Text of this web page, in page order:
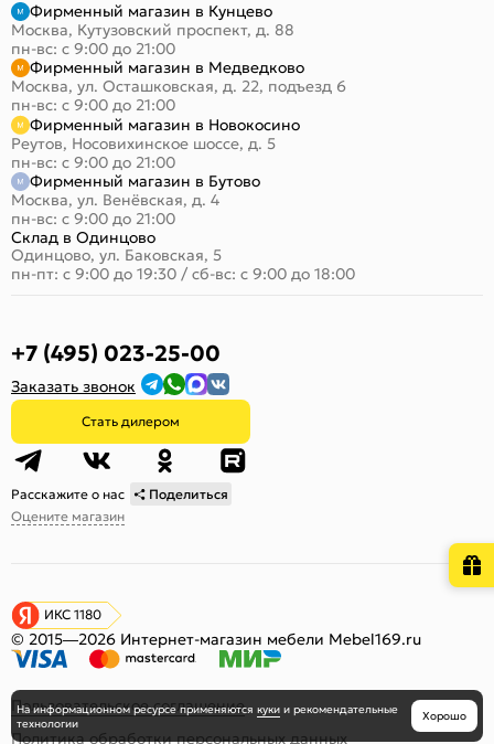
Фирменный магазин в Кунцево
Москва, Кутузовский проспект, д. 88
пн-вс: с 9:00 до 21:00
Фирменный магазин в Медведково
Москва, ул. Осташковская, д. 22, подъезд 6
пн-вс: с 9:00 до 21:00
Фирменный магазин в Новокосино
Реутов, Носовихинское шоссе, д. 5
пн-вс: с 9:00 до 21:00
Фирменный магазин в Бутово
Москва, ул. Венёвская, д. 4
пн-вс: с 9:00 до 21:00
Склад в Одинцово
Одинцово, ул. Баковская, 5
пн-пт: с 9:00 до 19:30 / сб-вс: с 9:00 до 18:00
+7 (495) 023-25-00
Заказать звонок
Стать дилером
Расскажите о нас
Поделиться
Оцените магазин
ИКС 1180
© 2015—2026 Интернет-магазин мебели Mebel169.ru
Пользовательское соглашение
Политика обработки персональных данных
На информационном ресурсеприменяются куки и рекомендательные
технологии
Хорошо